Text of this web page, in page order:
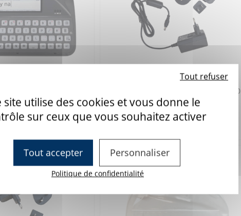
Chargeur pour Lightwriter SL40 et SL50
Réference : 7L1740010
site utilise des cookies et vous donne le
sur ceux que vous souhaitez activer
Tout accepter
Tout refuser
Personnaliser
Politique de confidentialité